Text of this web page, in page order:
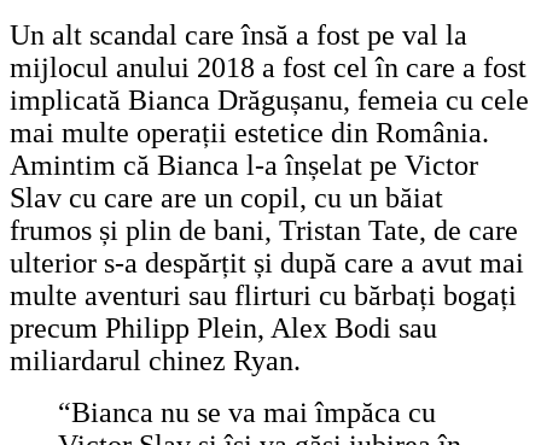
Un alt scandal care însă a fost pe val la
mijlocul anului 2018 a fost cel în care a fost
implicată Bianca Drăgușanu, femeia cu cele
mai multe operații estetice din România.
Amintim că Bianca l-a înșelat pe Victor
Slav cu care are un copil, cu un băiat
frumos și plin de bani, Tristan Tate, de care
ulterior s-a despărțit și după care a avut mai
multe aventuri sau flirturi cu bărbați bogați
precum Philipp Plein, Alex Bodi sau
miliardarul chinez Ryan.
“Bianca nu se va mai împăca cu